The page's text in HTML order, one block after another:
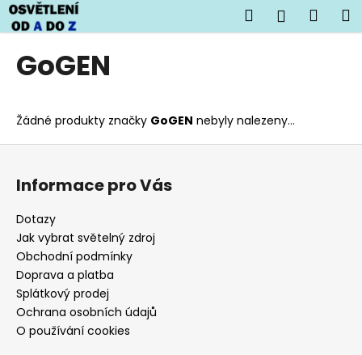
Přejít
na
obsah
Hledat
GoGEN
Žádné produkty značky GoGEN nebyly nalezeny...
K
o
o
p
o
t
ř
e
b
u
j
e
t
e
Z
Informace pro Vás
Dotazy
Jak vybrat světelný zdroj
Obchodní podmínky
Doprava a platba
Splátkový prodej
Ochrana osobních údajů
O používání cookies